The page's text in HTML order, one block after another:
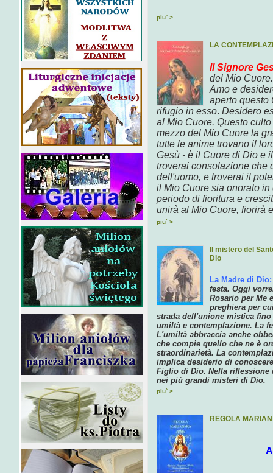
piu` >
LA
Il Signore
del Mio Cuore.
Amo e
aperto questo
rifugio in esso. Desidero
al Mio Cuore. Questo
mezzo del Mio Cuore la
tutte le anime trovano il
Gesù - è il Cuore di Dio e
troverai consolazione che
dell'uomo, e troverai il
il Mio Cuore sia onorato in
periodo di fioritura e
unirà al Mio Cuore, fiorirà
piu` >
Il mistero del
Dio
La Madre di Dio:
festa. Oggi
Rosario per Me
preghiera per
strada dell'unione mistica
umiltà e contemplazione. La
L'umiltà abbraccia anche
che compie quello che ne è
straordinarietà. La
implica desiderio di
Figlio di Dio. Nella riflessione
nei più grandi misteri di Dio.
piu` >
REGOLA MARIAN